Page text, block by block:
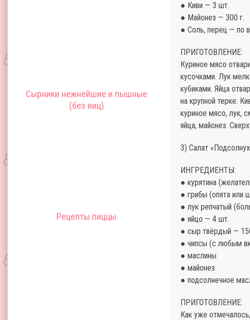
Сырники нежнейшие и пышные
(без яиц)
Рецепты пиццы
● Киви — 3 шт.
● Майонез — 300 г.
● Соль, перец — по
ПРИГОТОВЛЕНИЕ:
Куриное мясо
кусочками. Лук
кубиками. Яйца
на крупной терке.
куриное мясо, лук,
яйца, майонез.
3) Салат
ИНГРЕДИЕНТЫ:
● курятина
● грибы (опята или
● лук репчатый
● яйцо — 4 шт.
● сыр твёрдый —
● чипсы (с любым
● маслины
● майонез
● подсолнечное
ПРИГОТОВЛЕНИЕ:
Как уже